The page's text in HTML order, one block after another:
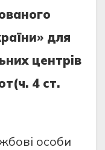
для
цeнтpiв
4 cт.
ocoби